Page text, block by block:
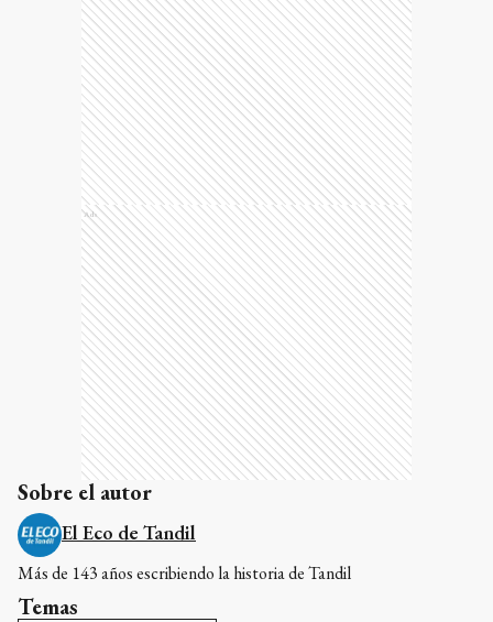
Ads
Sobre el autor
El Eco de Tandil
Más de 143 años escribiendo la historia de Tandil
Temas